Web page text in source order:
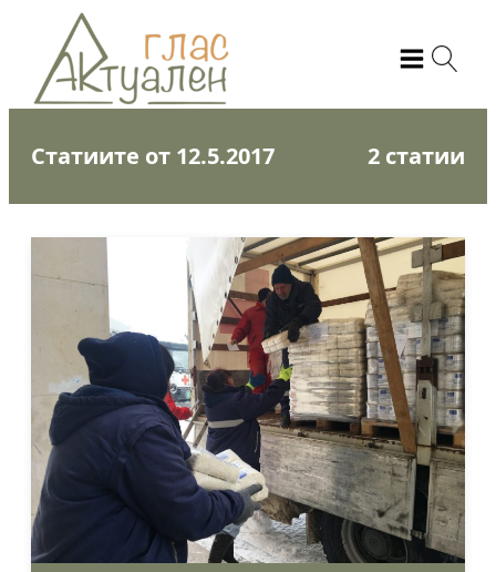
Статиите от 12.5.2017 2 статии